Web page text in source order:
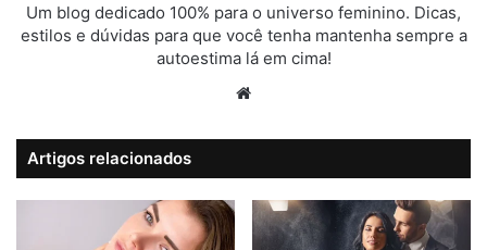
Um blog dedicado 100% para o universo feminino. Dicas,
estilos e dúvidas para que você tenha mantenha sempre a
autoestima lá em cima!
Artigos relacionados